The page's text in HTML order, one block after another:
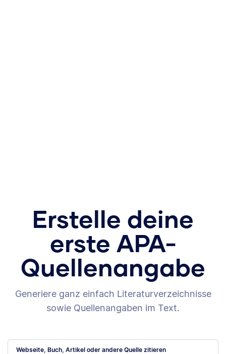
Erstelle deine
erste APA-
Quellenangabe
Generiere ganz einfach Literaturverzeichnisse
sowie Quellenangaben im Text.
Webseite, Buch, Artikel oder andere Quelle zitieren